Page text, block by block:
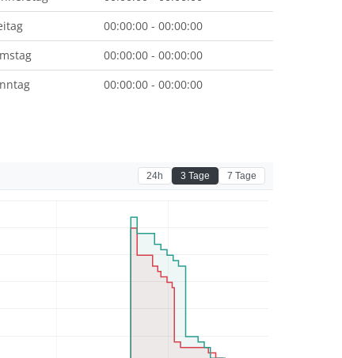
00:00:00 - 00:00:00
00:00:00 - 00:00:00
00:00:00 - 00:00:00